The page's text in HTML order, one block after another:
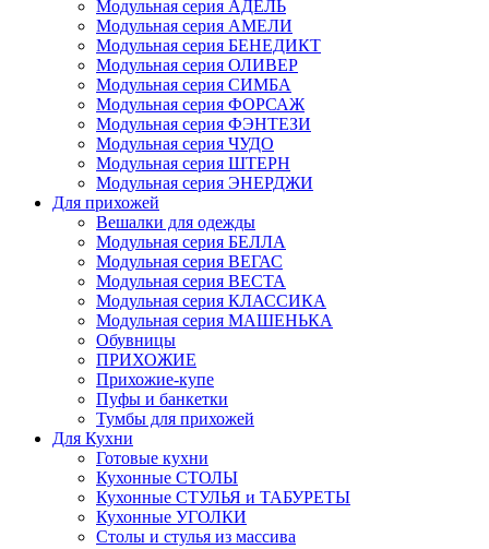
Модульная серия АДЕЛЬ
Модульная серия АМЕЛИ
Модульная серия БЕНЕДИКТ
Модульная серия ОЛИВЕР
Модульная серия СИМБА
Модульная серия ФОРСАЖ
Модульная серия ФЭНТЕЗИ
Модульная серия ЧУДО
Модульная серия ШТЕРН
Модульная серия ЭНЕРДЖИ
Для прихожей
Вешалки для одежды
Модульная серия БЕЛЛА
Модульная серия ВЕГАС
Модульная серия ВЕСТА
Модульная серия КЛАССИКА
Модульная серия МАШЕНЬКА
Обувницы
ПРИХОЖИЕ
Прихожие-купе
Пуфы и банкетки
Тумбы для прихожей
Для Кухни
Готовые кухни
Кухонные СТОЛЫ
Кухонные СТУЛЬЯ и ТАБУРЕТЫ
Кухонные УГОЛКИ
Столы и стулья из массива